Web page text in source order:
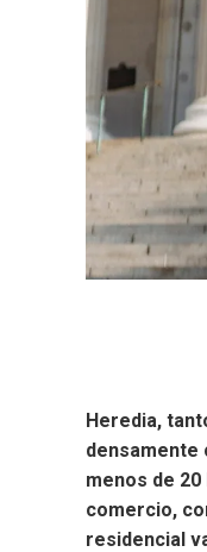
Heredia,
densamente
menos de
comercio,
residencial